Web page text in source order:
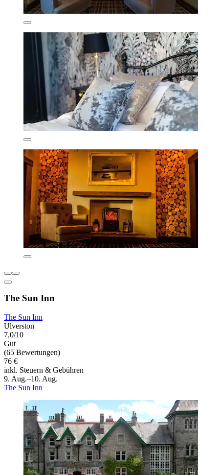
The Sun Inn
The Sun Inn
Ulverston
7,0/10
Gut
(65 Bewertungen)
76 €
inkl. Steuern & Gebühren
9. Aug.–10. Aug.
The Sun Inn